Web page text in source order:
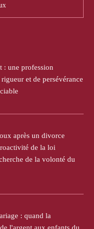
: une profession
et de persévérance
après un divorce
de la loi
de la volonté du
: quand la